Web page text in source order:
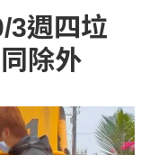
詢。
3週四垃
除外